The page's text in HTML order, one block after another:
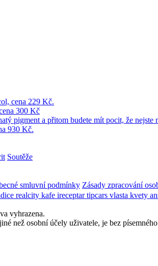
Soutěže
smluvní podmínky Zásady zpracování
realcity kafe ireceptartipcars vlasta kvety
vyhrazena.
než osobní účely uživatele, je bez